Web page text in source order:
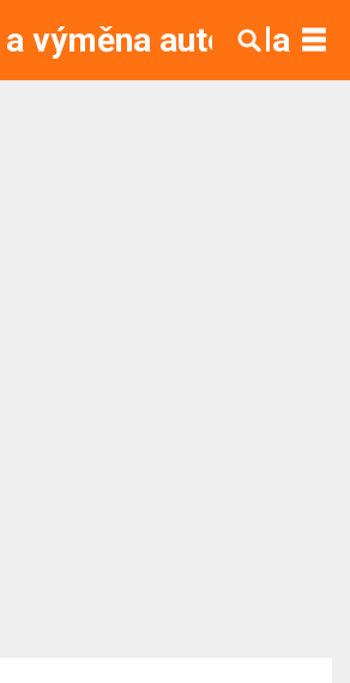
výměna autoskla